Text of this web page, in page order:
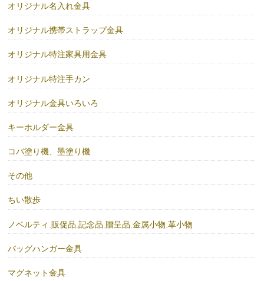
オリジナル名入れ金具
オリジナル携帯ストラップ金具
オリジナル特注家具用金具
オリジナル特注手カン
オリジナル金具いろいろ
キーホルダー金具
コバ塗り機、墨塗り機
その他
ちい散歩
ノベルティ.販促品.記念品.贈呈品.金属小物.革小物
バッグハンガー金具
マグネット金具